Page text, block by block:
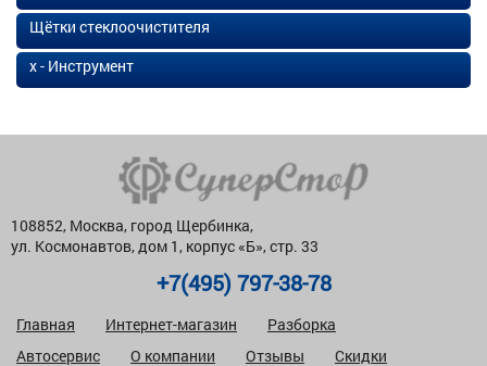
Щётки стеклоочистителя
х - Инструмент
108852, Москва, город Щербинка,
ул. Космонавтов, дом 1, корпус «Б», стр. 33
+7(495) 797-38-78
Главная Интернет-магазин
Разборка
Автосервис
О компании Отзывы
Скидки